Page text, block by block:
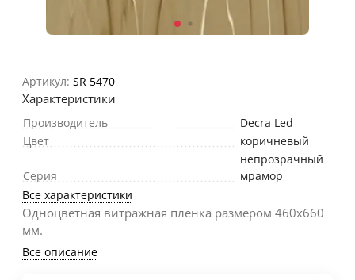
Артикул: SR 5470
Характеристики
Производитель
Decra Led
Цвет
коричневый
Серия
непрозрачный
мрамор
Все характеристики
Одноцветная витражная пленка размером 460х660
мм.
Все описание